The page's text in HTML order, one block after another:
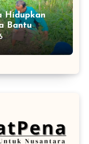
Hidupkan
Bantu